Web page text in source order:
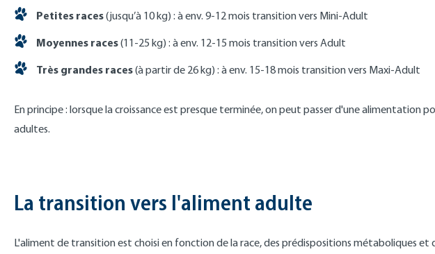
Petites races(jusqu’à 10 kg) : à env. 9-12 mois transition vers Mini-Adult
Moyennes races(11-25 kg) : à env. 12-15 mois transition vers Adult
Très grandes races(à partir de 26 kg) : à env. 15-18 mois transition vers Maxi-Adult
En principe : lorsque la croissance est presque terminée, on peut passer d'une alimentation
adultes.
La transition vers l'aliment adulte
L'aliment de transition est choisi en fonction de la race, des prédispositions métaboliques